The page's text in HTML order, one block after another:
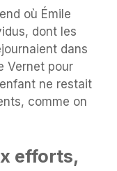
où Émile
dont les
dans
Vernet pour
ne restait
comme on
efforts,